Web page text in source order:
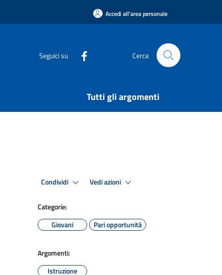
Accedi all'area personale
Seguici su Cerca
Tutti gli argomenti
Condividi Vedi azioni
Categorie:
Giovani
Pari opportunità
Argomenti:
Istruzione